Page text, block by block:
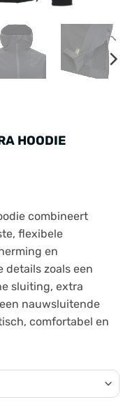
HOODIE
combineert
flexibele
en
details zoals een
sluiting, extra
nauwsluitende
comfortabel en